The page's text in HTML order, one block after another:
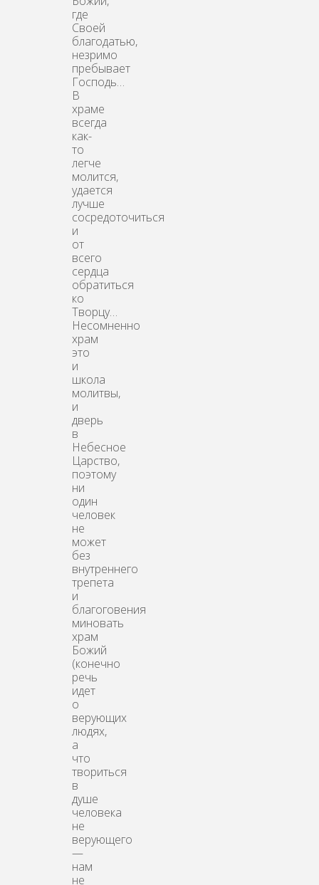
где
Своей
благодатью,
незримо
пребывает
Господь…
В
храме
всегда
как-
то
легче
молится,
удается
лучше
сосредоточиться
и
от
всего
сердца
обратиться
ко
Творцу…
Несомненно
храм
это
и
школа
молитвы,
и
дверь
в
Небесное
Царство,
поэтому
ни
один
человек
не
может
без
внутреннего
трепета
и
благоговения
миновать
храм
Божий
(конечно
речь
идет
о
верующих
людях,
а
что
твориться
в
душе
человека
не
верующего
—
нам
не